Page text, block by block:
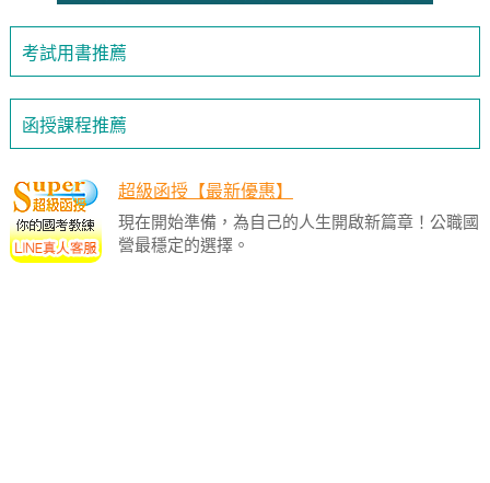
考試用書推薦
函授課程推薦
超級函授【最新優惠】
現在開始準備，為自己的人生開啟新篇章！公職國
營最穩定的選擇。